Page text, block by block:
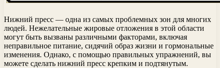
Нижний пресс — одна из самых проблемных зон для многих
людей. Нежелательные жировые отложения в этой области
могут быть вызваны различными факторами, включая
неправильное питание, сидячий образ жизни и гормональные
изменения. Однако, с помощью правильных упражнений, вы
можете сделать нижний пресс крепким и подтянутым.